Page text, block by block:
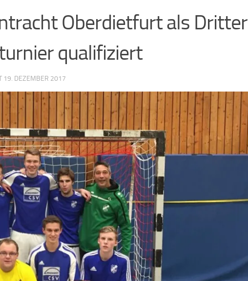
Oberdietfurt als Dritter
qualifiziert
19. DEZEMBER 2017